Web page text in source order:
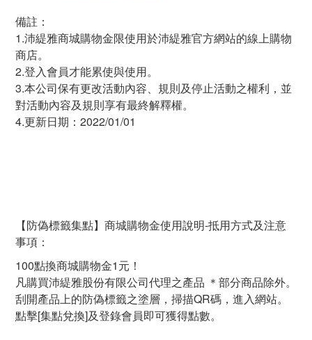
備註：
1.沛緹雅商城購物金限使用於沛緹雅官方網站的線上購物
商店。
2.登入會員才能累使與使用。
3.本公司保有更改活動內容、規則及停止活動之權利，並
對活動內容及規則享有最終解釋權。
4.更新日期：2022/01/01
【防偽標籤集點】商城購物金使用說明-抵用方式及注意
事項：
100點換商城購物金1元！
凡購買沛緹雅股份有限公司代理之產品 ＊部分商品除外。
刮開產品上的防偽標籤之塗層，掃描QR碼，進入網站。
點擊[集點兌換]及登錄會員即可獲得點數。